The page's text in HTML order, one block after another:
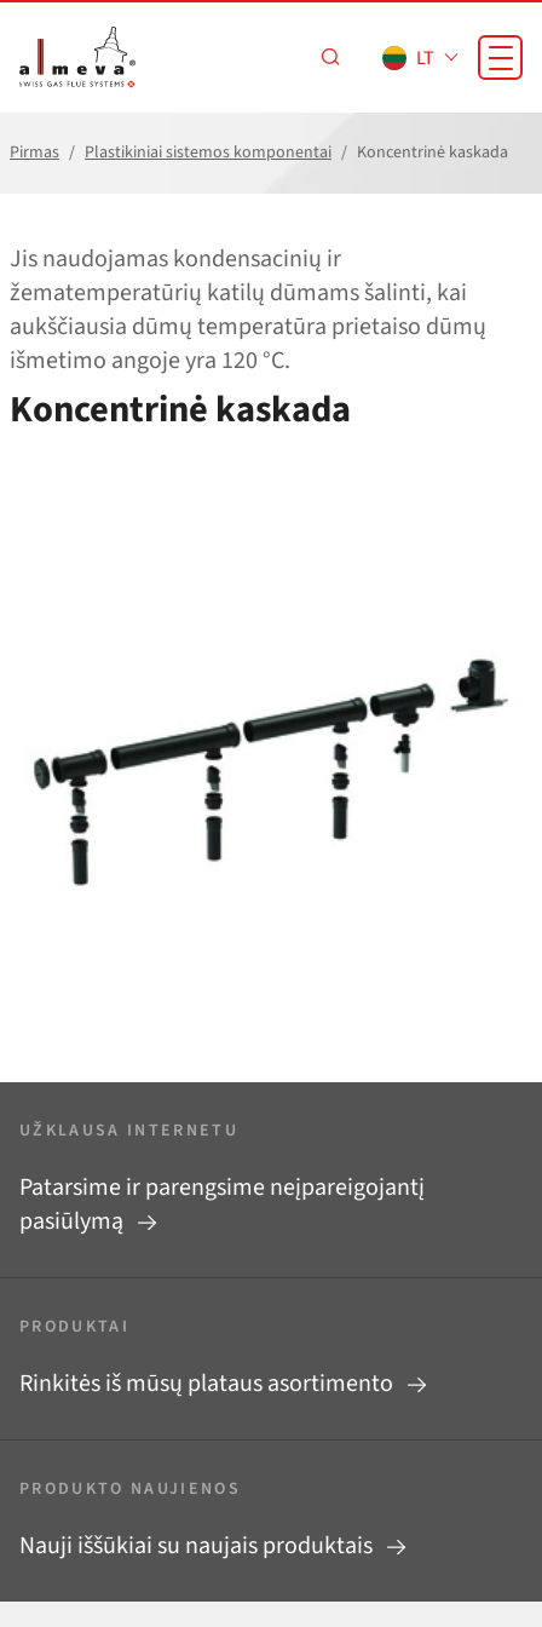
LT
Pirmas Plastikiniai sistemos komponentai Koncentrinė kaskada
Jis naudojamas kondensacinių ir
žematemperatūrių katilų dūmams šalinti, kai
aukščiausia dūmų temperatūra prietaiso dūmų
išmetimo angoje yra 120 °C.
Koncentrinė kaskada
UŽKLAUSA INTERNETU
Patarsime ir parengsime neįpareigojantį
pasiūlymą
PRODUKTAI
Rinkitės iš mūsų plataus asortimento
PRODUKTO NAUJIENOS
Nauji iššūkiai su naujais produktais